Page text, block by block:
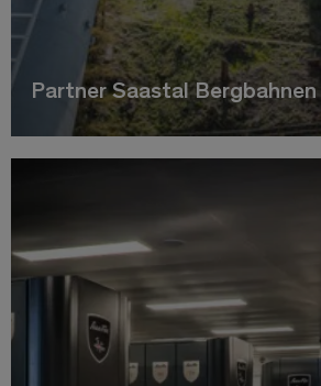
Partner Saastal Bergbahnen